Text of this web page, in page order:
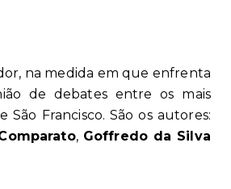
na medida em que enfrenta
de debates entre os mais
Francisco. São os autores:
, Goffredo da Silva